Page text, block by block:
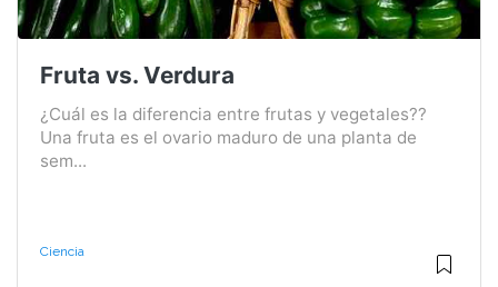
Fruta vs. Verdura
¿Cuál es la diferencia entre frutas y vegetales??
Una fruta es el ovario maduro de una planta de
sem...
Ciencia